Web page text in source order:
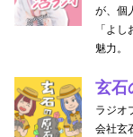
が、個
「よ
魅力。
玄石
ラジオ
会社玄